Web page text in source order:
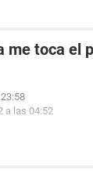
me toca el
a las 04:52